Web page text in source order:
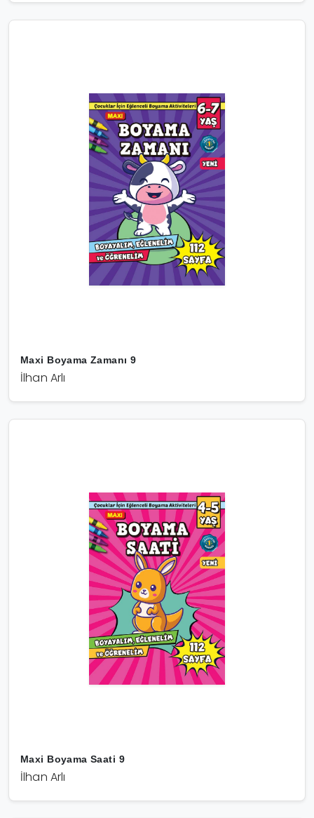
Maxi Boyama Zamanı 9
İlhan Arlı
Maxi Boyama Saati 9
İlhan Arlı